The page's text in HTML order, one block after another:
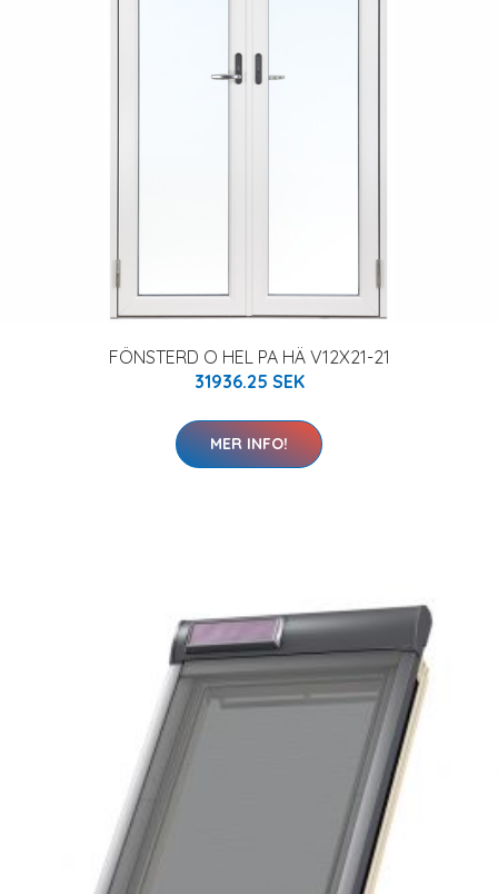
FÖNSTERD O HEL PA HÄ V12X21-21
31936.25 SEK
MER INFO!